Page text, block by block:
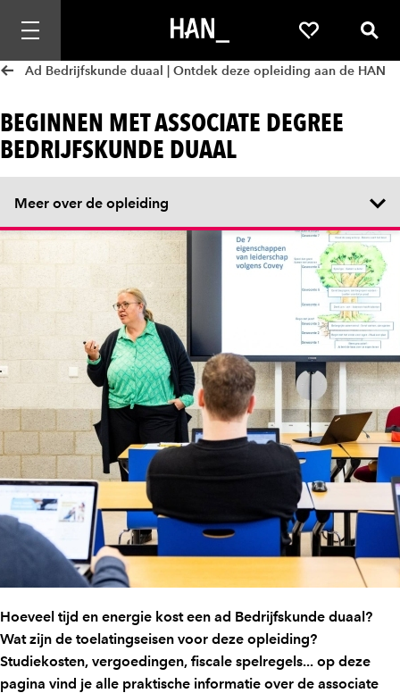
Mobiele navigatie openen Favorieten
Ad Bedrijfskunde duaal | Ontdek deze opleiding aan de HAN
BEGINNEN MET ASSOCIATE DEGREE
BEDRIJFSKUNDE DUAAL
Meer over de opleiding
Hoeveel tijd en energie kost een ad Bedrijfskunde duaal?
Wat zijn de toelatingseisen voor deze opleiding?
Studiekosten, vergoedingen, fiscale spelregels... op deze
pagina vind je alle praktische informatie over de associate